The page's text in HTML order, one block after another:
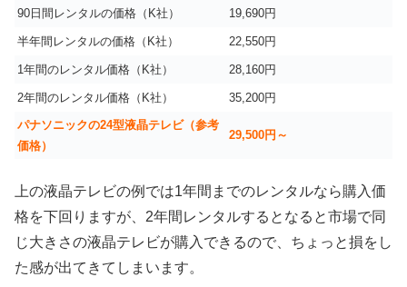
90日間レンタルの価格（K社） 19,690円
半年間レンタルの価格（K社） 22,550円
1年間のレンタル価格（K社） 28,160円
2年間のレンタル価格（K社）
35,200円
パナソニックの24型液晶テレビ（参考
価格）
29,500円～
上の液晶テレビの例では1年間までのレンタルなら購入価
格を下回りますが、2年間レンタルするとなると市場で同
じ大きさの液晶テレビが購入できるので、ちょっと損をし
た感が出てきてしまいます。